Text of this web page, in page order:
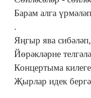
Барам алга
.
Яңгыр ява сибәләп,
Йөрәкләрне
Концертыма
Җырлар идек